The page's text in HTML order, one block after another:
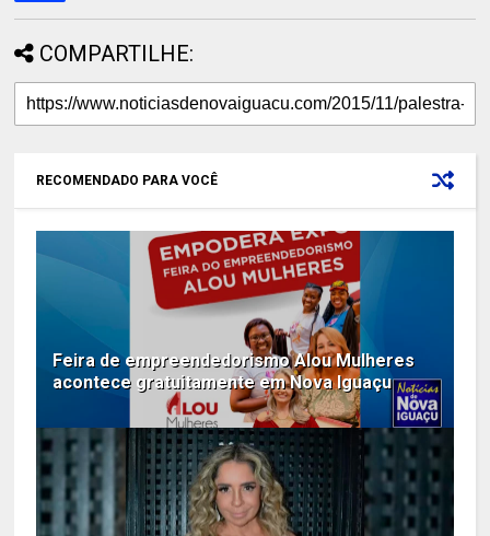
COMPARTILHE:
RECOMENDADO PARA VOCÊ
Feira de empreendedorismo Alou Mulheres
acontece gratuitamente em Nova Iguaçu